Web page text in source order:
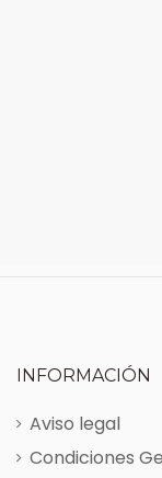
INFORMACIÓN
Aviso legal
Condiciones